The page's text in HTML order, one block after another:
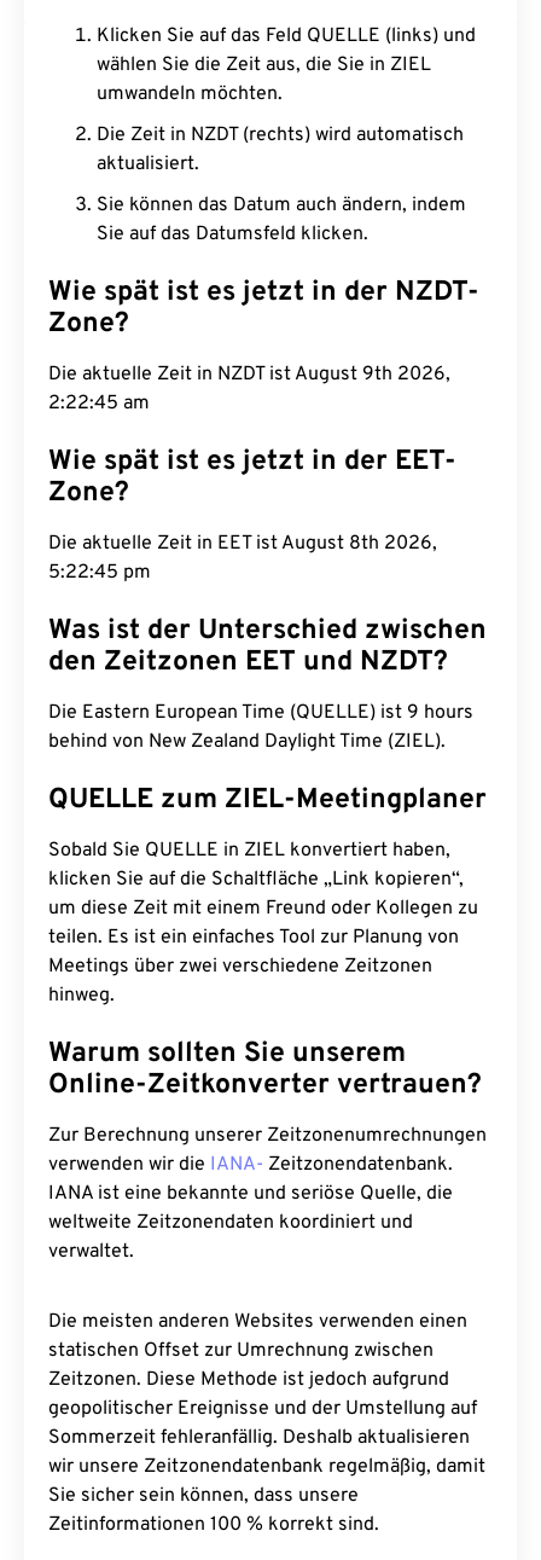
Klicken Sie auf das Feld QUELLE (links) und
wählen Sie die Zeit aus, die Sie in ZIEL
umwandeln möchten.
Die Zeit in NZDT (rechts) wird automatisch
aktualisiert.
Sie können das Datum auch ändern, indem
Sie auf das Datumsfeld klicken.
Wie spät ist es jetzt in der NZDT-
Zone?
Die aktuelle Zeit in NZDT ist August 9th 2026,
2:22:45 am
Wie spät ist es jetzt in der EET-
Zone?
Die aktuelle Zeit in EET ist August 8th 2026,
5:22:45 pm
Was ist der Unterschied zwischen
den Zeitzonen EET und NZDT?
Die Eastern European Time (QUELLE) ist 9 hours
behind von New Zealand Daylight Time (ZIEL).
QUELLE zum ZIEL-Meetingplaner
Sobald Sie QUELLE in ZIEL konvertiert haben,
klicken Sie auf die Schaltfläche „Link kopieren“,
um diese Zeit mit einem Freund oder Kollegen zu
teilen. Es ist ein einfaches Tool zur Planung von
Meetings über zwei verschiedene Zeitzonen
hinweg.
Warum sollten Sie unserem
Online-Zeitkonverter vertrauen?
Zur Berechnung unserer Zeitzonenumrechnungen
verwenden wir die IANA- Zeitzonendatenbank.
IANA ist eine bekannte und seriöse Quelle, die
weltweite Zeitzonendaten koordiniert und
verwaltet.
Die meisten anderen Websites verwenden einen
statischen Offset zur Umrechnung zwischen
Zeitzonen. Diese Methode ist jedoch aufgrund
geopolitischer Ereignisse und der Umstellung auf
Sommerzeit fehleranfällig. Deshalb aktualisieren
wir unsere Zeitzonendatenbank regelmäßig, damit
Sie sicher sein können, dass unsere
Zeitinformationen 100 % korrekt sind.